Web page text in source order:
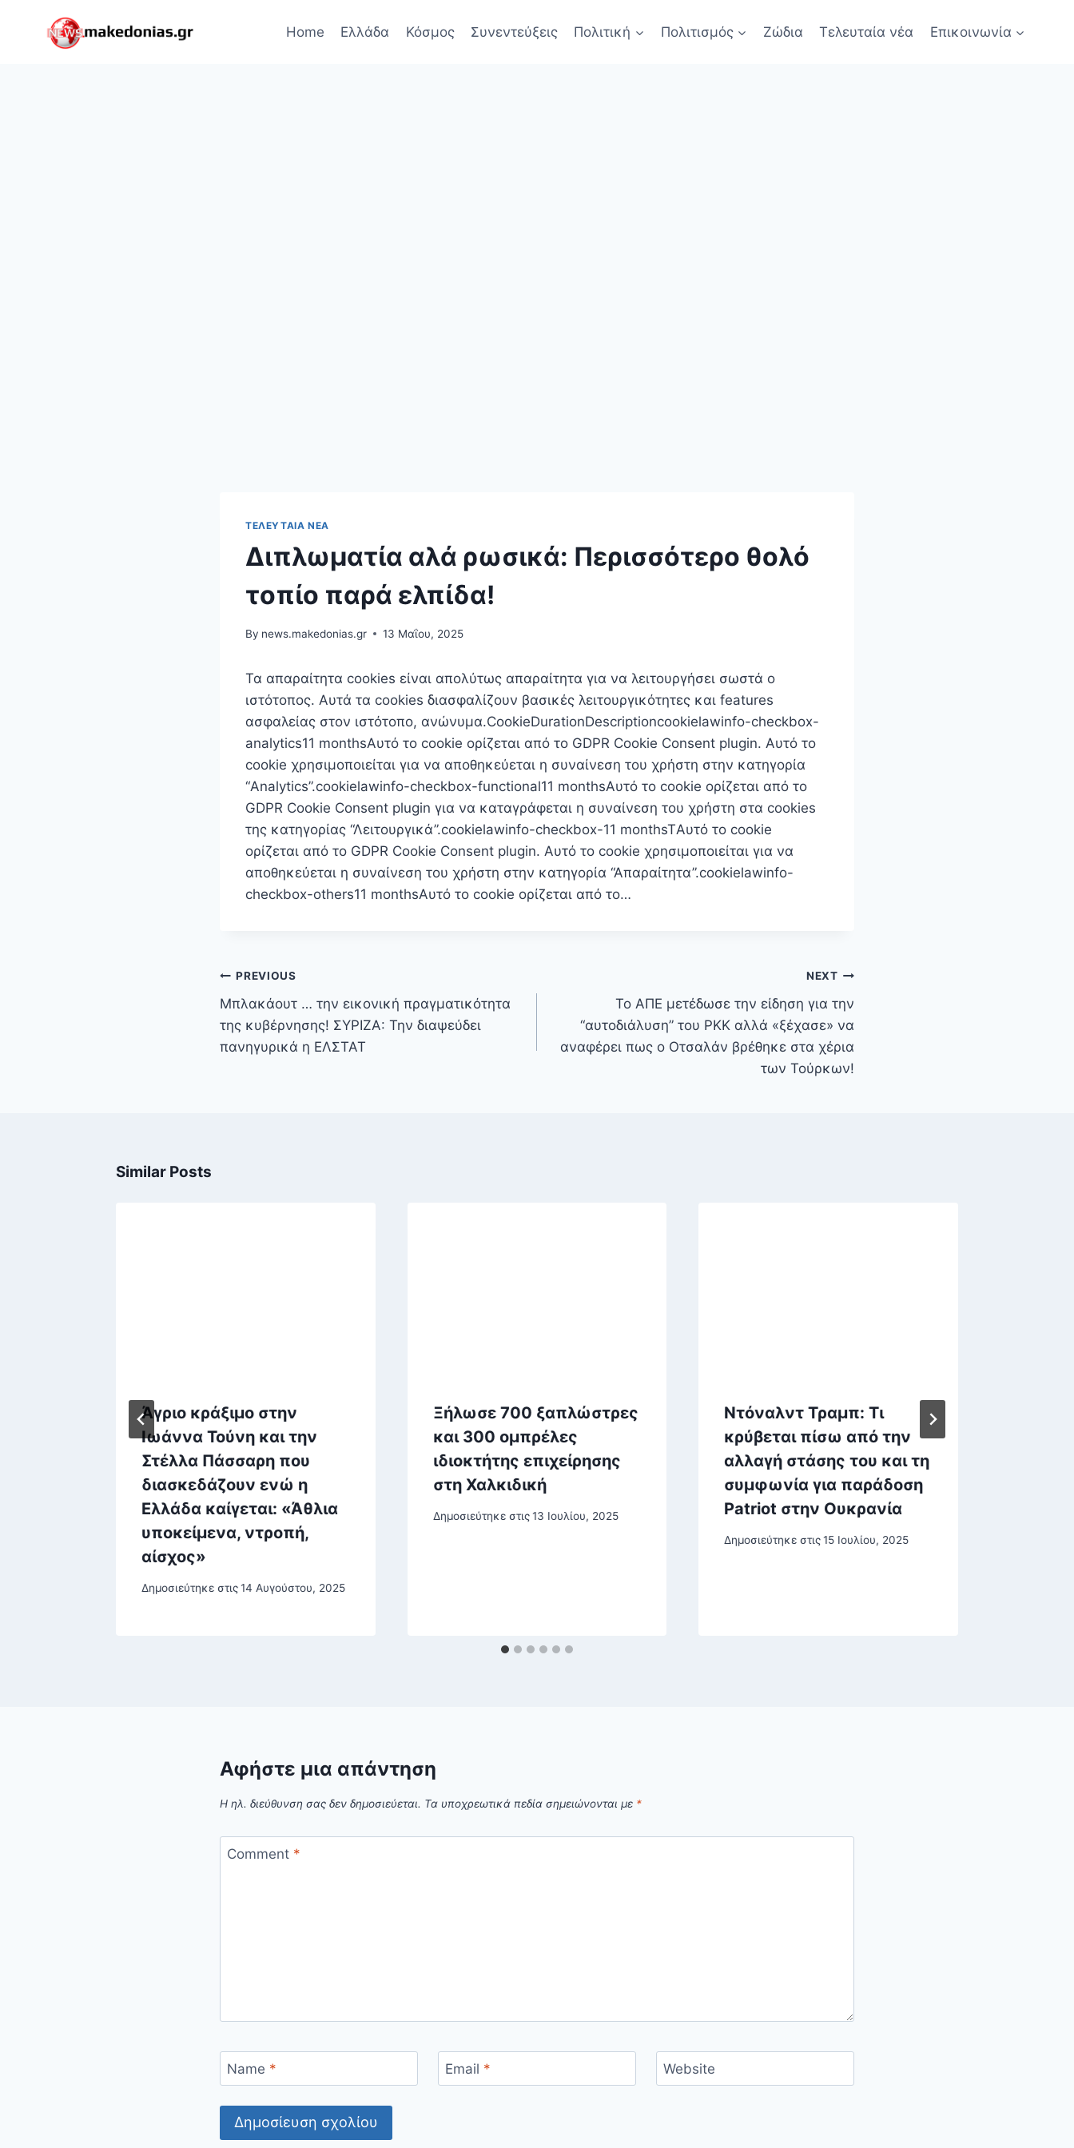
Home Ελλάδα Κόσμος Συνεντεύξεις Πολιτική Πολιτισμός Ζώδια Τελευταία νέα Επικοινωνία
ΤΕΛΕΥΤΑΊΑ ΝΈΑ
Διπλωματία αλά ρωσικά: Περισσότερο θολό
τοπίο παρά ελπίδα!
By news.makedonias.gr 13 Μαΐου, 2025
Τα απαραίτητα cookies είναι απoλύτως απαραίτητα για να λειτουργήσει σωστά ο
ιστότοπος. Αυτά τα cookies διασφαλίζουν βασικές λειτουργικότητες και features
ασφαλείας στον ιστότοπο, ανώνυμα.CookieDurationDescriptioncookielawinfo-checkbox-
analytics11 monthsΑυτό το cookie ορίζεται από το GDPR Cookie Consent plugin. Αυτό το
cookie χρησιμοποιείται για να αποθηκεύεται η συναίνεση του χρήστη στην κατηγορία
“Analytics”.cookielawinfo-checkbox-functional11 monthsΑυτό το cookie ορίζεται από το
GDPR Cookie Consent plugin για να καταγράφεται η συναίνεση του χρήστη στα cookies
της κατηγορίας “Λειτουργικά”.cookielawinfo-checkbox-11 monthsTΑυτό το cookie
ορίζεται από το GDPR Cookie Consent plugin. Αυτό το cookie χρησιμοποιείται για να
αποθηκεύεται η συναίνεση του χρήστη στην κατηγορία “Απαραίτητα”.cookielawinfo-
checkbox-others11 monthsΑυτό το cookie ορίζεται από το…
Πλοήγηση
άρθρων
PREVIOUS
Μπλακάουτ … την εικονική πραγματικότητα
της κυβέρνησης! ΣΥΡΙΖΑ: Την διαψεύδει
πανηγυρικά η ΕΛΣΤΑΤ
NEXT
Το ΑΠΕ μετέδωσε την είδηση για την
“αυτοδιάλυση” του ΡΚΚ αλλά «ξέχασε» να
αναφέρει πως ο Οτσαλάν βρέθηκε στα χέρια
των Τούρκων!
Similar Posts
Άγριο κράξιμο στην
Ιωάννα Τούνη και την
Στέλλα Πάσσαρη που
διασκεδάζουν ενώ η
Ελλάδα καίγεται: «Άθλια
υποκείμενα, ντροπή,
αίσχος»
Δημοσιεύτηκε στις14 Αυγούστου, 2025
Ξήλωσε 700 ξαπλώστρες
και 300 ομπρέλες
ιδιοκτήτης επιχείρησης
στη Χαλκιδική
Δημοσιεύτηκε στις 13 Ιουλίου, 2025
Ντόναλντ Τραμπ: Τι
κρύβεται πίσω από την
αλλαγή στάσης του και τη
συμφωνία για παράδοση
Patriot στην Ουκρανία
Δημοσιεύτηκε στις 15 Ιουλίου, 2025
Αφήστε μια απάντηση
Η ηλ. διεύθυνση σας δεν δημοσιεύεται. Τα υποχρεωτικά πεδία σημειώνονται με *
Comment *
Name * Email * Website